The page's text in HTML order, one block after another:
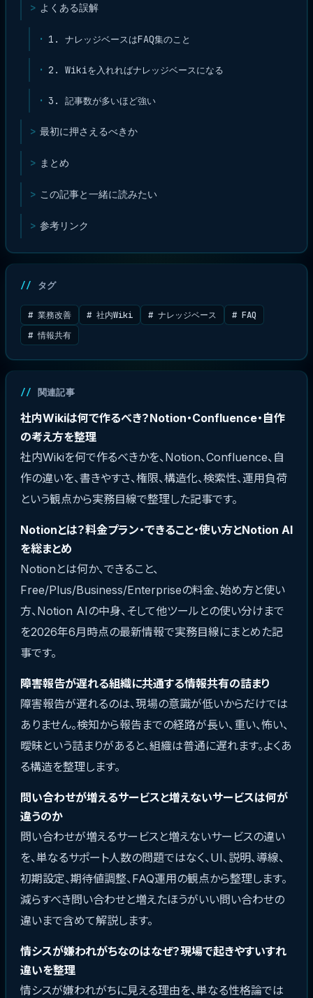
よくある誤解
1. ナレッジベースはFAQ集のこと
2. Wikiを入れればナレッジベースになる
3. 記事数が多いほど強い
最初に押さえるべきか
まとめ
この記事と一緒に読みたい
参考リンク
タグ
# 業務改善 # 社内Wiki # ナレッジベース
# FAQ
# 情報共有
関連記事
社内Wikiは何で作るべき？Notion・Confluence・自作
の考え方を整理
社内Wikiを何で作るべきかを、Notion、Confluence、自
作の違いを、書きやすさ、権限、構造化、検索性、運用負荷
という観点から実務目線で整理した記事です。
Notionとは？料金プラン・できること・使い方とNotion AI
を総まとめ
Notionとは何か、できること、
Free/Plus/Business/Enterpriseの料金、始め方と使い
方、Notion AIの中身、そして他ツールとの使い分けまで
を2026年6月時点の最新情報で実務目線にまとめた記
事です。
障害報告が遅れる組織に共通する情報共有の詰まり
障害報告が遅れるのは、現場の意識が低いからだけでは
ありません。検知から報告までの経路が長い、重い、怖い、
曖昧という詰まりがあると、組織は普通に遅れます。よくあ
る構造を整理します。
問い合わせが増えるサービスと増えないサービスは何が
違うのか
問い合わせが増えるサービスと増えないサービスの違い
を、単なるサポート人数の問題ではなく、UI、説明、導線、
初期設定、期待値調整、FAQ運用の観点から整理します。
減らすべき問い合わせと増えたほうがいい問い合わせの
違いまで含めて解説します。
情シスが嫌われがちなのはなぜ？現場で起きやすいすれ
違いを整理
情シスが嫌われがちに見える理由を、単なる性格論では